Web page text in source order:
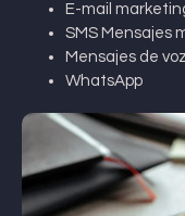
E-mail
SMS Mensajes
Mensajes de
WhatsApp